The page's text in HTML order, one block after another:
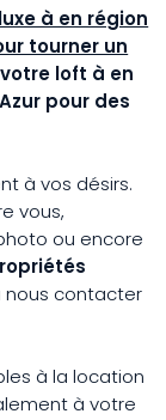
à en région
tourner un
loft à en
pour des
à vos désirs.
vous,
ou encore
nous contacter
à la location
à votre